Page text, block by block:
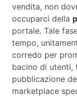
vendita, non
occuparci della
portale. Tale
tempo,
corredo per
bacino di utenti,
pubblicazione
marketplace